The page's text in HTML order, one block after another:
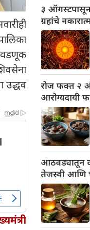
उद्धव
३ ऑगस्टपासून
ग्रहांचे
दिवसांची
रोज फक्त २
आरोग्यदायी
आठवड्यातून
तेजस्वी आणि
जाणून घ्या